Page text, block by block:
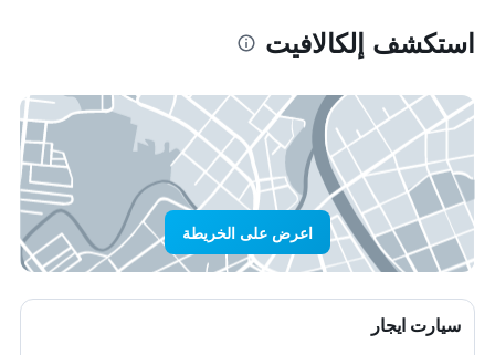
استكشف إلكالافيت
اعرض على الخريطة
سيارت ايجار